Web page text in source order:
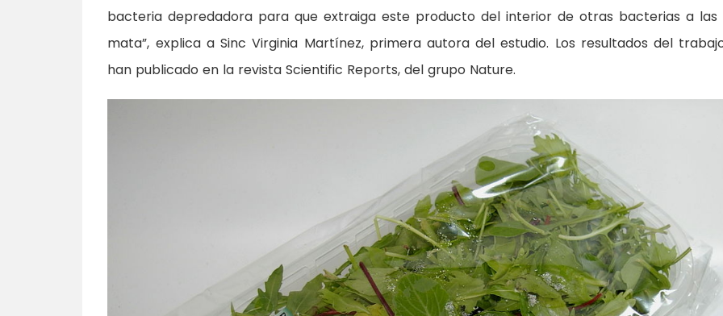
bacteria depredadora para que extraiga este producto del interior de otras bacterias a las
mata”, explica a Sinc Virginia Martínez, primera autora del estudio. Los resultados del
han publicado en la revista Scientific Reports, del grupo Nature.